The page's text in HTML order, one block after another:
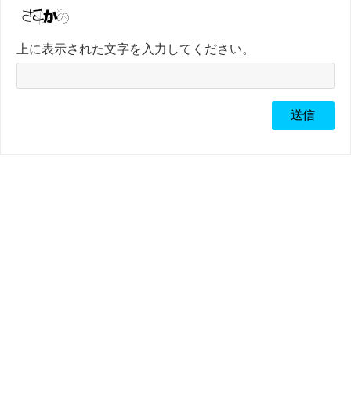
上に表示された文字を入力してください。